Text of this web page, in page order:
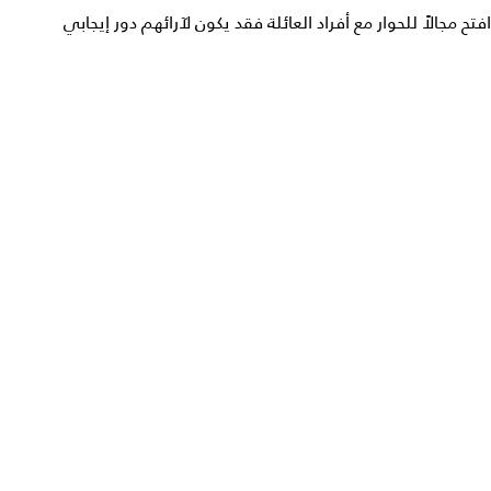
افتح مجالاً للحوار مع أفراد العائلة فقد يكون لآرائهم دور إيجابي